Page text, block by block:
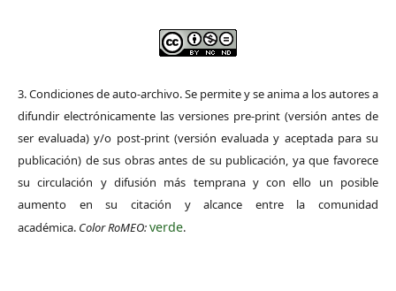
3. Condiciones de auto-archivo. Se permite y se anima a los autores a
difundir electrónicamente las versiones pre-print (versión antes de
ser evaluada) y/o post-print (versión evaluada y aceptada para su
publicación) de sus obras antes de su publicación, ya que favorece
su circulación y difusión más temprana y con ello un posible
aumento en su citación y alcance entre la comunidad
académica. Color RoMEO:verde.